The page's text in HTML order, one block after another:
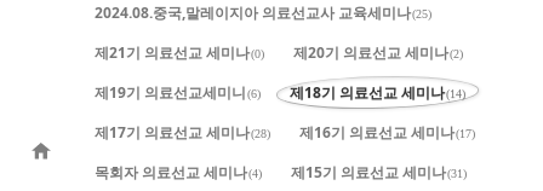
2024.08.중국,말레이지아 의료선교사 교육세미나(25)
제21기 의료선교 세미나(0) 제20기 의료선교 세미나(2)
제19기 의료선교세미니(6) 제18기 의료선교 세미나(14)
제17기 의료선교 세미나(28) 제16기 의료선교 세미나(17)
목회자 의료선교 세미나(4) 제15기 의료선교 세미나(31)